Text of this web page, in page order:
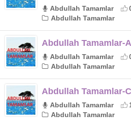
Abdullah Tamamlar
Abdullah Tamamlar
Abdullah Tamamlar-
Abdullah Tamamlar
Abdullah Tamamlar
Abdullah Tamamlar-
Abdullah Tamamlar
Abdullah Tamamlar